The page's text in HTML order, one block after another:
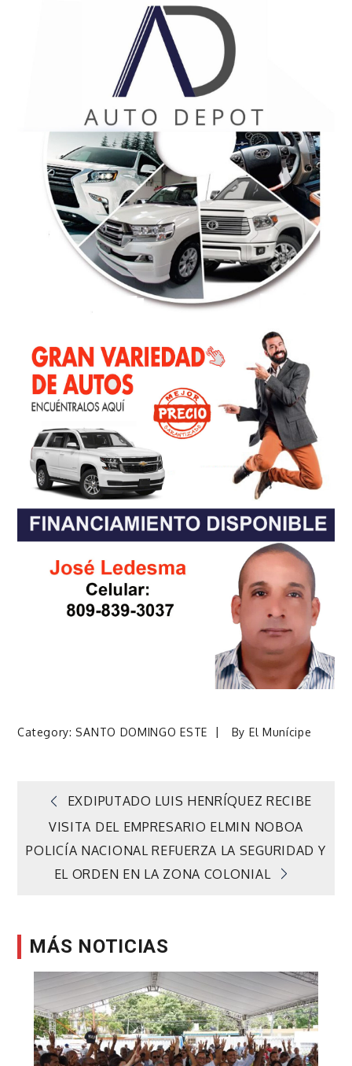
Category: SANTO DOMINGO ESTE By El Munícipe
Navegación
de
EXDIPUTADO LUIS HENRÍQUEZ RECIBE
VISITA DEL EMPRESARIO ELMIN NOBOA
POLICÍA NACIONAL REFUERZA LA SEGURIDAD Y
EL ORDEN EN LA ZONA COLONIAL
MÁS NOTICIAS